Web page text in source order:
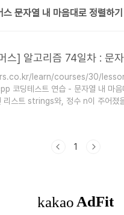
스 문자열 내 마음대로 정렬하기
learn/courses/30/
코딩테스트 연습 - 문자열 내 마음
리스트 strings와, 정수 n이 주어졌
자를 기준으로 오름차순 정렬하려
렬하라는 문제 접근 방법 C++ STL
1